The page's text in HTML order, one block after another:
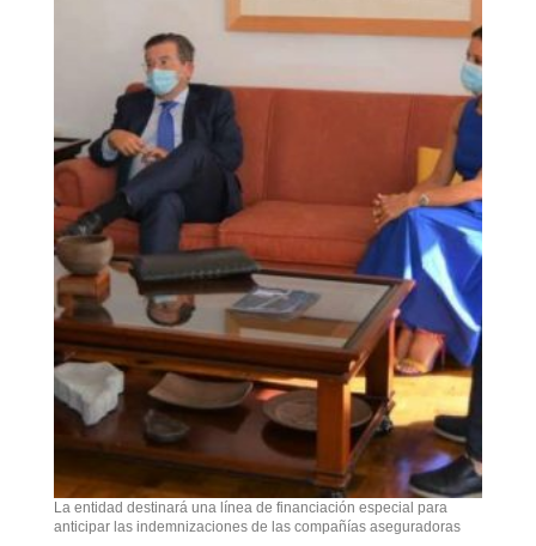
La entidad destinará una línea de financiación especial para
anticipar las indemnizaciones de las compañías aseguradoras